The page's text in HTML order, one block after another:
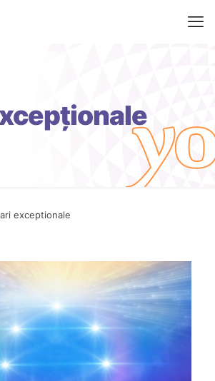
exceptionale